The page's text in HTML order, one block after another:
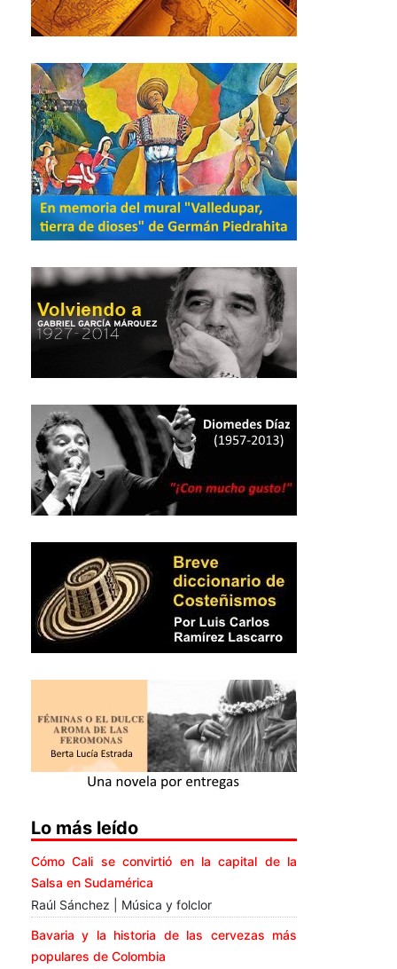
Lo más leído
Cómo Cali se convirtió en la capital de la
Salsa en Sudamérica
Raúl Sánchez | Música y folclor
Bavaria y la historia de las cervezas más
populares de Colombia